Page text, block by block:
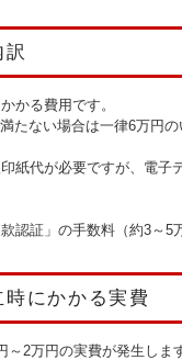
かる費用です。
たない場合は一律6万円
紙代が必要ですが、電
認証」の手数料（約3～
にかかる実費
～2万円の実費が発生しま